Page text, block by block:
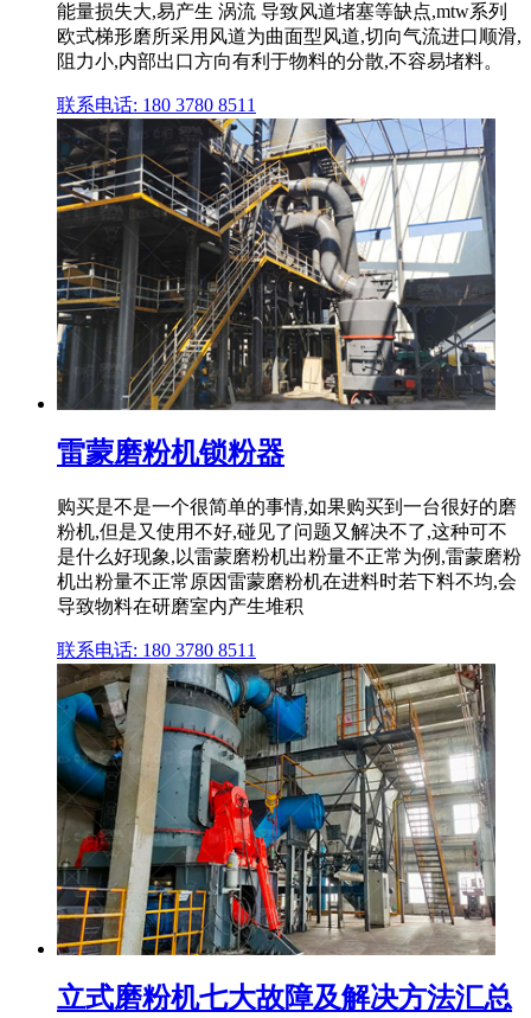
能量损失大,易产生 涡流 导致风道堵塞等缺点,mtw系列
欧式梯形磨所采用风道为曲面型风道,切向气流进口顺滑,
阻力小,内部出口方向有利于物料的分散,不容易堵料。
联系电话: 180 3780 8511
雷蒙磨粉机锁粉器
购买是不是一个很简单的事情,如果购买到一台很好的磨
粉机,但是又使用不好,碰见了问题又解决不了,这种可不
是什么好现象,以雷蒙磨粉机出粉量不正常为例,雷蒙磨粉
机出粉量不正常原因雷蒙磨粉机在进料时若下料不均,会
导致物料在研磨室内产生堆积
联系电话: 180 3780 8511
立式磨粉机七大故障及解决方法汇总